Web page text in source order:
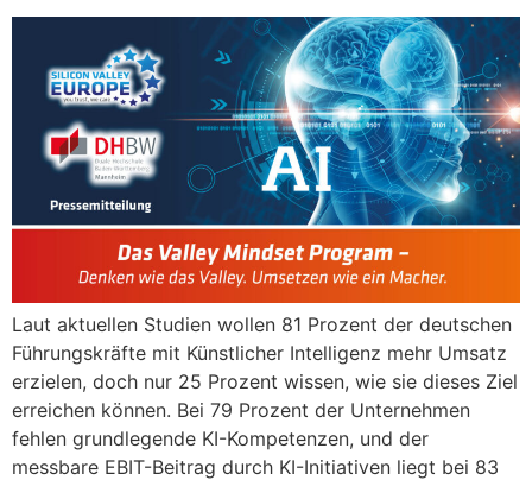
Laut aktuellen Studien wollen 81 Prozent der deutschen
Führungskräfte mit Künstlicher Intelligenz mehr Umsatz
erzielen, doch nur 25 Prozent wissen, wie sie dieses Ziel
erreichen können. Bei 79 Prozent der Unternehmen
fehlen grundlegende KI-Kompetenzen, und der
messbare EBIT-Beitrag durch KI-Initiativen liegt bei 83